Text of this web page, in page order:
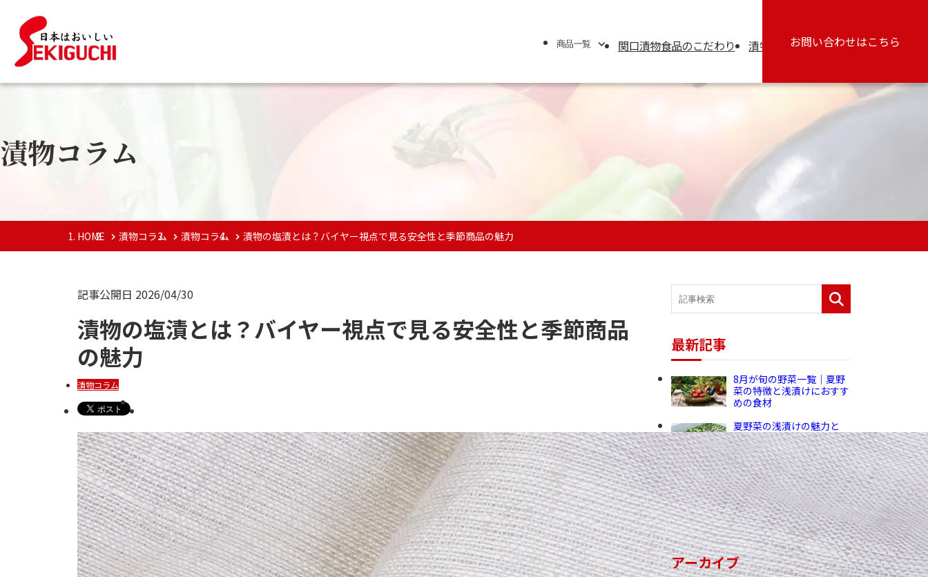
商品一覧
商品一覧
季節の商品
関口漬物食品のこだわり 漬物コラム 会社情報 採用情報
お問い合わせはこちら
漬物コラム
HOME 漬物コラム 漬物コラム 漬物の塩漬とは？バイヤー視点で見る安全性と季節商品の魅力
記事公開日 2026/04/30
漬物の塩漬とは？バイヤー視点で見る安全性と季節商品
の魅力
漬物コラム
最新記事
8月が旬の野菜一覧｜夏野
菜の特徴と浅漬けにおすす
めの食材
夏野菜の浅漬けの魅力と
は？旬の野菜と安全・安心
へのこだわりを解説
きゅうり産地情報｜群馬県
昭和村の契約農家を訪問し
生育状況を視察
アーカイブ